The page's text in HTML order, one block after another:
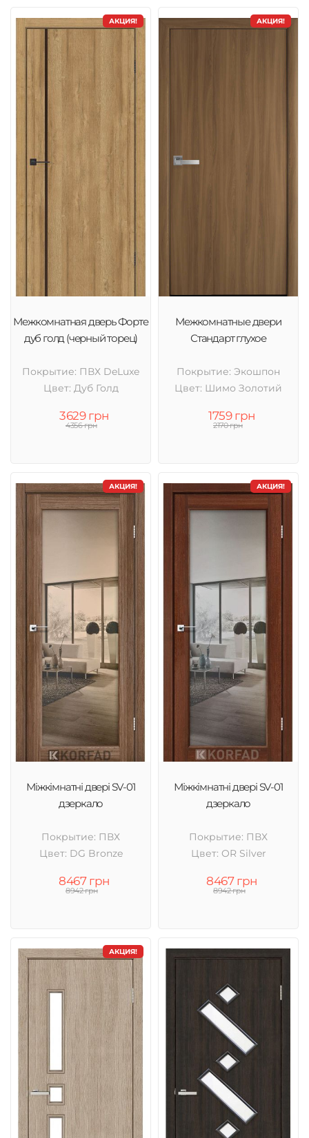
АКЦИЯ!
Межкомнатная дверь Форте
дуб голд (черный торец)
Покрытие: ПВХ DeLuxe
Цвет: Дуб Голд
3629 грн
4356 грн
АКЦИЯ!
Межкомнатные двери
Стандарт глухое
Покрытие: Экошпон
Цвет: Шимо Золотий
1759 грн
2170 грн
АКЦИЯ!
Міжкімнатні двері SV-01
дзеркало
Покрытие: ПВХ
Цвет: DG Bronze
8467 грн
8942 грн
АКЦИЯ!
Міжкімнатні двері SV-01
дзеркало
Покрытие: ПВХ
Цвет: OR Silver
8467 грн
8942 грн
АКЦИЯ!